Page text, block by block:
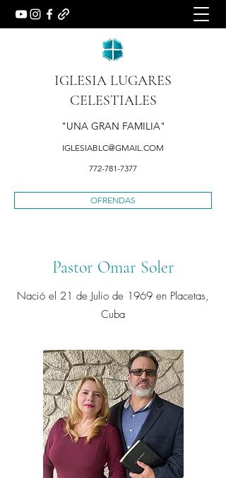
IGLESIA LUGARES
CELESTIALES
"UNA GRAN FAMILIA"
IGLESIABLC@GMAIL.COM
772-781-7377
OFRENDAS
Pastor Omar Soler
Nació el 21 de Julio de 1969 en Placetas,
Cuba